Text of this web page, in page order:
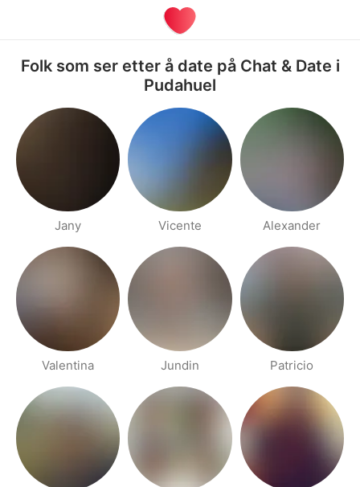
Folk som ser etter å date på Chat & Date i
Pudahuel
Jany Vicente Alexander
Valentina Jundin Patricio